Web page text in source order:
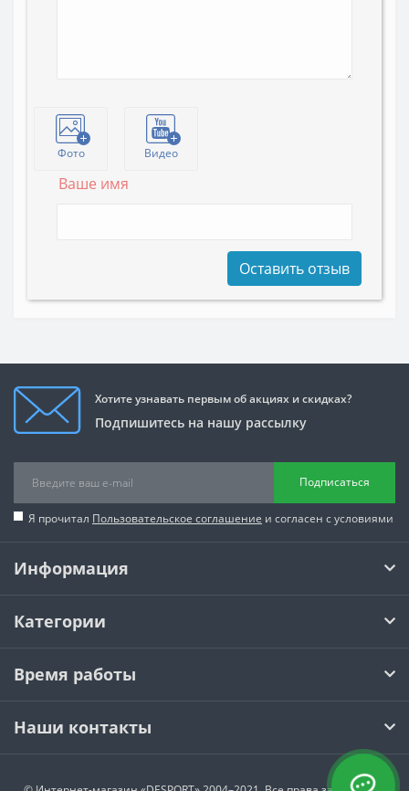
Фото Видео
Ваше имя
Оставить отзыв
Хотите узнавать первым об акциях и скидках?
Подпишитесь на нашу рассылку
Подписаться
Я прочитал Пользовательское соглашение и согласен с условиями
Информация
Категории
Время работы
Наши контакты